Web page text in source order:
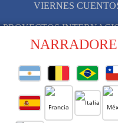
VIERNES
PROYECTOS
OTRAS